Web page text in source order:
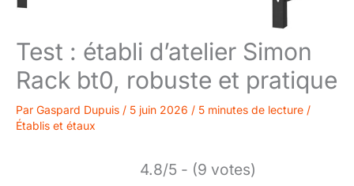
Test : établi d’atelier Simon
Rack bt0, robuste et pratique
Par Gaspard Dupuis / 5 juin 2026 / 5 minutes de lecture /
Établis et étaux
4.8/5 - (9 votes)